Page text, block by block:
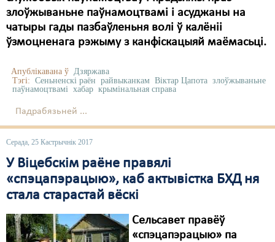
злоўжываньне паўнамоцтвамі і асуджаны на
чатыры гады пазбаўленьня волі ў калёніі
ўзмоцненага рэжыму з канфіскацыяй маёмасьці.
Апублікавана ў Дзяржава
Тэгі: Сеньненскі раён райвыканкам Віктар Цапота злоўжываньне
паўнамоцтвамі хабар крымінальная справа
Падрабязьней ...
Серада, 25 Кастрычнік 2017
У Віцебскім раёне правялі
«спэцапэрацыю», каб актывістка БХД ня
стала старастай вёскі
Сельсавет правёў
«спэцапэрацыю» па